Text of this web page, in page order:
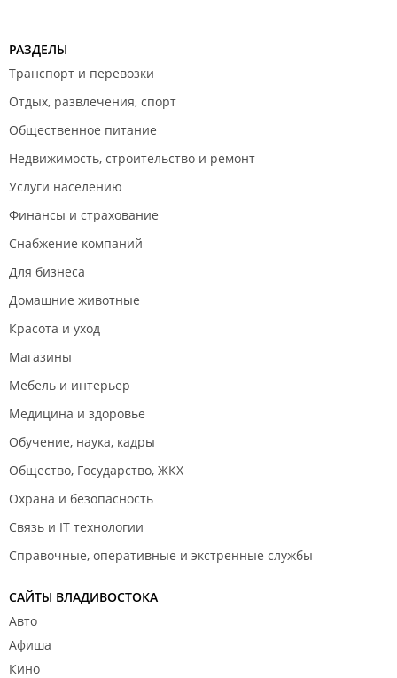
РАЗДЕЛЫ
Транспорт и перевозки
Отдых, развлечения, спорт
Общественное питание
Недвижимость, строительство и ремонт
Услуги населению
Финансы и страхование
Снабжение компаний
Для бизнеса
Домашние животные
Красота и уход
Магазины
Мебель и интерьер
Медицина и здоровье
Обучение, наука, кадры
Общество, Государство, ЖКХ
Охрана и безопасность
Связь и IT технологии
Справочные, оперативные и экстренные службы
САЙТЫ ВЛАДИВОСТОКА
Авто
Афиша
Кино